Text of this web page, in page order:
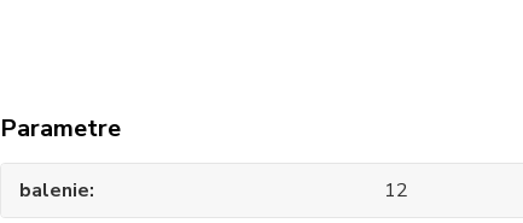
Parametre
balenie 12